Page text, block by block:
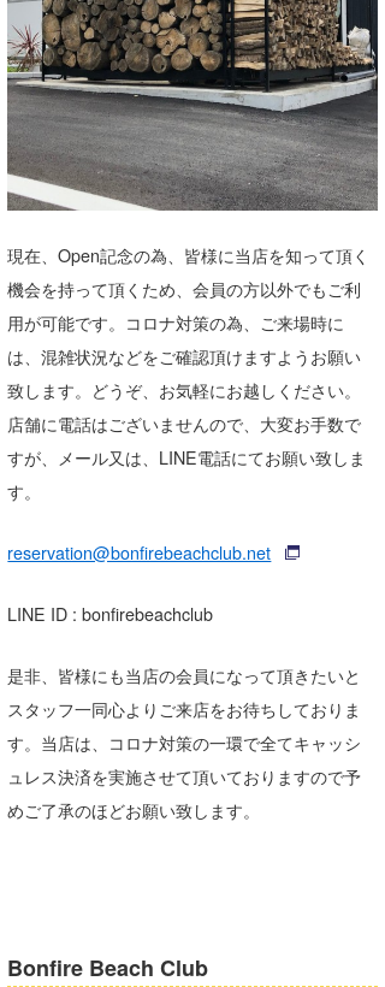
現在、Open記念の為、皆様に当店を知って頂く
機会を持って頂くため、会員の方以外でもご利
用が可能です。コロナ対策の為、ご来場時に
は、混雑状況などをご確認頂けますようお願い
致します。どうぞ、お気軽にお越しください。
店舗に電話はございませんので、大変お手数で
すが、メール又は、LINE電話にてお願い致しま
す。
reservation@bonfirebeachclub.net
LINE ID : bonfirebeachclub
是非、皆様にも当店の会員になって頂きたいと
スタッフ一同心よりご来店をお待ちしておりま
す。当店は、コロナ対策の一環で全てキャッシ
ュレス決済を実施させて頂いておりますので予
めご了承のほどお願い致します。
Bonfire Beach Club